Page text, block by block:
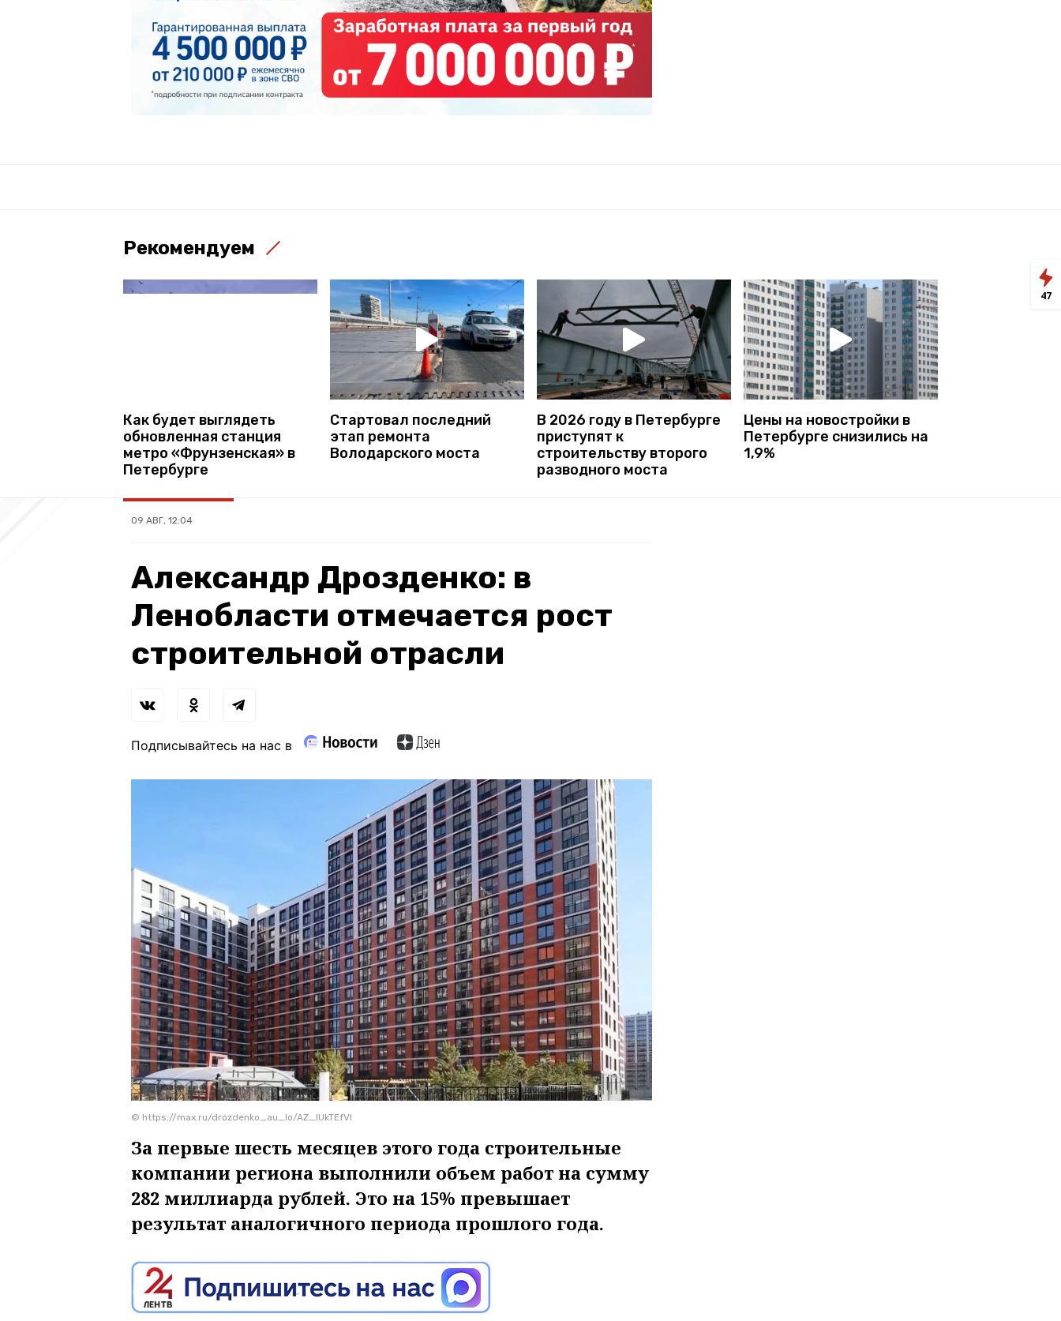
Рекомендуем
Как будет выглядеть
обновленная станция
метро «Фрунзенская» в
Петербурге
Стартовал последний
этап ремонта
Володарского моста
В 2026 году в Петербурге
приступят к
строительству второго
разводного моста
Цены на новостройки в
Петербурге снизились на
1,9%
09 АВГ, 12:04
Александр Дрозденко: в
Ленобласти отмечается рост
строительной отрасли
Подписывайтесь на нас в
© https://max.ru/drozdenko_au_lo/AZ_lUkTEfVI
За первые шесть месяцев этого года строительные
компании региона выполнили объем работ на сумму
282 миллиарда рублей. Это на 15% превышает
результат аналогичного периода прошлого года.
47